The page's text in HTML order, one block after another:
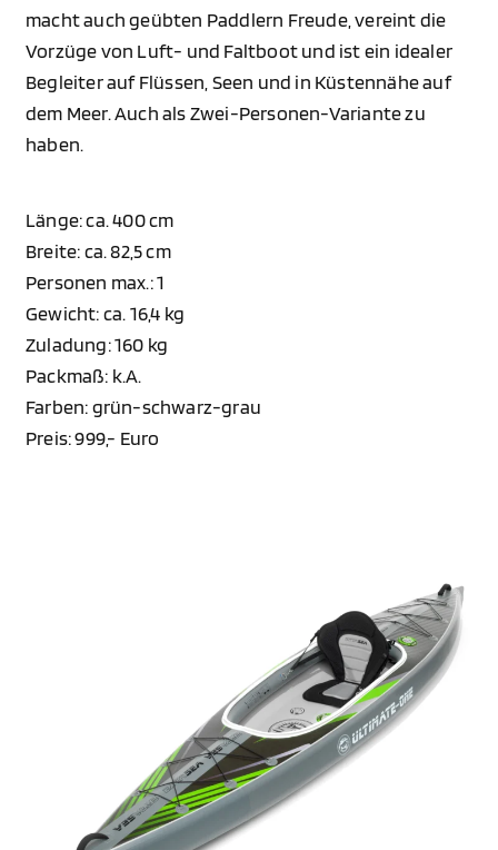
macht auch geübten Paddlern Freude, vereint die
Vorzüge von Luft- und Faltboot und ist ein idealer
Begleiter auf Flüssen, Seen und in Küstennähe auf
dem Meer. Auch als Zwei-Personen-Variante zu
haben.
Länge: ca. 400 cm
Breite: ca. 82,5 cm
Personen max.: 1
Gewicht: ca. 16,4 kg
Zuladung: 160 kg
Packmaß: k.A.
Farben: grün-schwarz-grau
Preis: 999,- Euro